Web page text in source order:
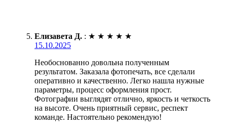
Елизавета Д. : ★ ★ ★ ★ ★
15.10.2025
Необоснованно довольна полученным
результатом. Заказала фотопечать, все сделали
оперативно и качественно. Легко нашла нужные
параметры, процесс оформления прост.
Фотографии выглядят отлично, яркость и четкость
на высоте. Очень приятный сервис, респект
команде. Настоятельно рекомендую!